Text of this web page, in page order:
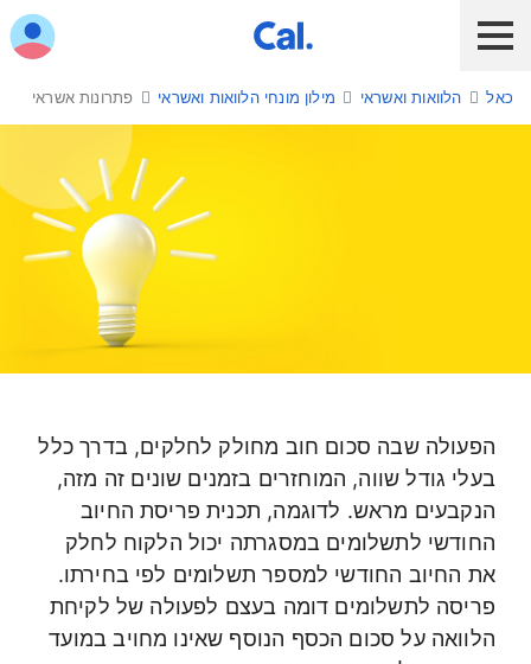
לקוח כאל לקוח Diners Club כאל לעסקים
כרטיס חדש
כאל בשבילך
כאל הלוואות ואשראי מילון מונחי הלוואות ואשראי פתרונות אשראי
הפעולה שבה סכום חוב מחולק לחלקים, בדרך כלל
בעלי גודל שווה, המוחזרים בזמנים שונים זה מזה,
הנקבעים מראש. לדוגמה, תכנית פריסת החיוב
החודשי לתשלומים במסגרתה יכול הלקוח לחלק
את החיוב החודשי למספר תשלומים לפי בחירתו.
פריסה לתשלומים דומה בעצם לפעולה של לקיחת
הלוואה על סכום הכסף הנוסף שאינו מחויב במועד